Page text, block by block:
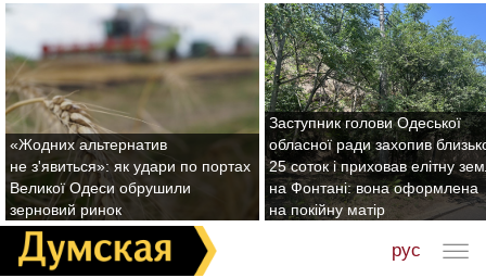
«Жодних альтернатив
не з'явиться»: як удари по портах
Великої Одеси обрушили
зерновий ринок
Заступник голови Одеської
обласної ради захопив
25 соток і приховав елітну
на Фонтані: вона оформлена
на покійну матір
рус